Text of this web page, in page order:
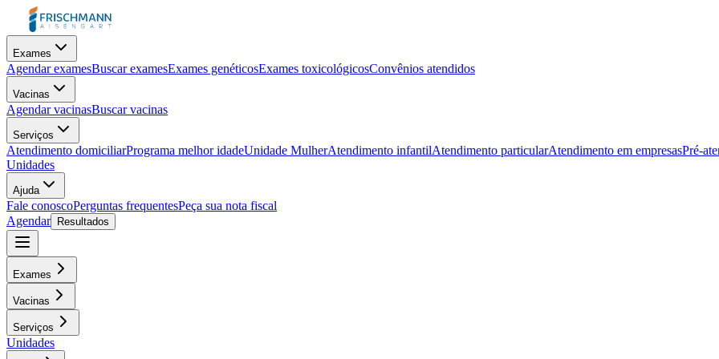
Exames
Agendar examesBuscar examesExames genéticosExames toxicológicosConvênios atendidos
Vacinas
Agendar vacinasBuscar vacinas
Serviços
Atendimento domiciliarPrograma melhor idadeUnidade MulherAtendimento infantilAtendimento particularAtendimento em empresasPré-
Unidades
Ajuda
Fale conoscoPerguntas frequentesPeça sua nota fiscal
Agendar
Resultados
Exames
Vacinas
Serviços
Unidades